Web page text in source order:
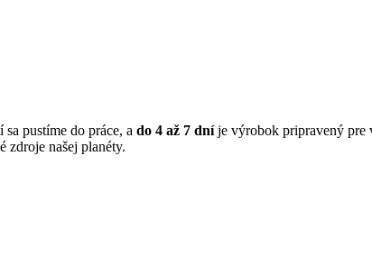
sa pustíme do práce, a do 4 až 7 dníje výrobok pripravený pre
zdroje našej planéty.